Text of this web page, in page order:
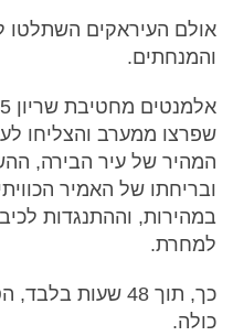
אולם העיראקים השתלטו
והמנחתים.
שפרצו ממערב והצליחו
המהיר של עיר הבירה,
ובריחתו של האמיר
במהירות, וההתנגדות
למחרת.
כך, תוך 48 שעות
כולה.